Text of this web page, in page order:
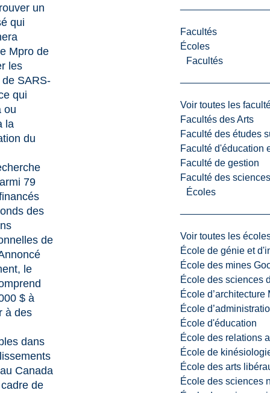
Facultés
Écoles
Facultés
Voir toutes les
Facultés des Arts
Faculté des études
Faculté d'éducation
Faculté de gestion
Faculté des
Écoles
Voir toutes les
École de génie et
École des mines
École des sciences
École d’architecture
École
École d'éducation
École des relations
École de
École des arts
École des sciences
un
qui
Mpro de
les
SARS-
qui
ou
la
du
79
des
de
, le
$ à
à des
dans
Canada
de